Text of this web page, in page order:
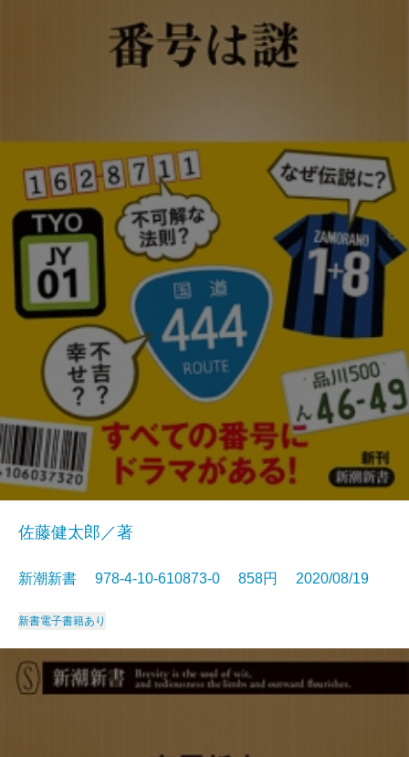
佐藤健太郎／著
新潮新書 978-4-10-610873-0 858円 2020/08/19
新書電子書籍あり